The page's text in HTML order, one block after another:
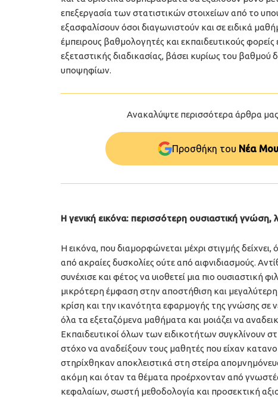
επεξεργασία των στατιστικών στοιχείων από το
εξασφαλίσουν όσοι διαγωνιστούν και σε ειδικά
έμπειρους βαθμολογητές και εκπαιδευτικούς
εξεταστικής διαδικασίας, βάσει κυρίως του
υποψηφίων.
Ανακαλύψτε περισσότερα άρθρα
Προσθήκη του Νέα
Η γενική εικόνα: περισσότερη ουσιαστική γνώση,
Η εικόνα, που διαμορφώνεται μέχρι στιγμής
από ακραίες δυσκολίες ούτε από αιφνιδιασμούς.
συνέχισε και φέτος να υιοθετεί μια πιο ουσιαστική
μικρότερη έμφαση στην αποστήθιση και
κρίση και την ικανότητα εφαρμογής της γνώσης σε
όλα τα εξεταζόμενα μαθήματα και μοιάζει να
Εκπαιδευτικοί όλων των ειδικοτήτων συγκλίνουν
στόχο να αναδείξουν τους μαθητές που είχαν
στηρίχθηκαν αποκλειστικά στη στείρα
ακόμη και όταν τα θέματα προέρχονταν από
κεφαλαίων, σωστή μεθοδολογία και προσεκτική